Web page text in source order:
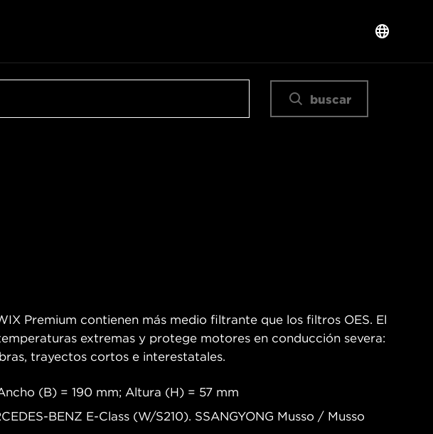
buscar
Premium contienen más medio filtrante que los filtros OES. El
extremas y protege motores en conducción severa:
trayectos cortos e interestatales.
(B) = 190 mm; Altura (H) = 57 mm
BENZ E-Class (W/S210). SSANGYONG Musso / Musso